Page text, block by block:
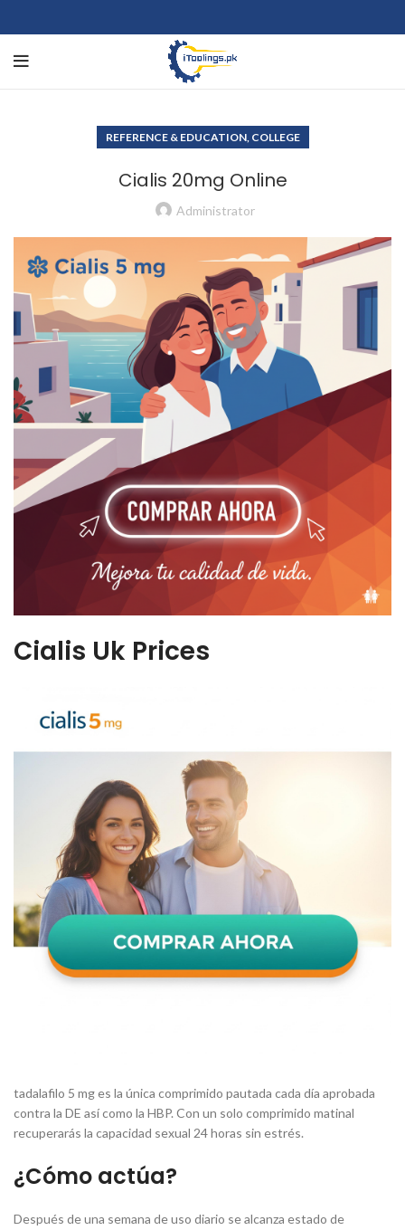
REFERENCE & EDUCATION, COLLEGE
Cialis 20mg Online
Administrator
Cialis Uk Prices
tadalafilo 5 mg es la única comprimido pautada cada día aprobada
contra la DE así como la HBP. Con un solo comprimido matinal
recuperarás la capacidad sexual 24 horas sin estrés.
¿Cómo actúa?
Después de una semana de uso diario se alcanza estado de